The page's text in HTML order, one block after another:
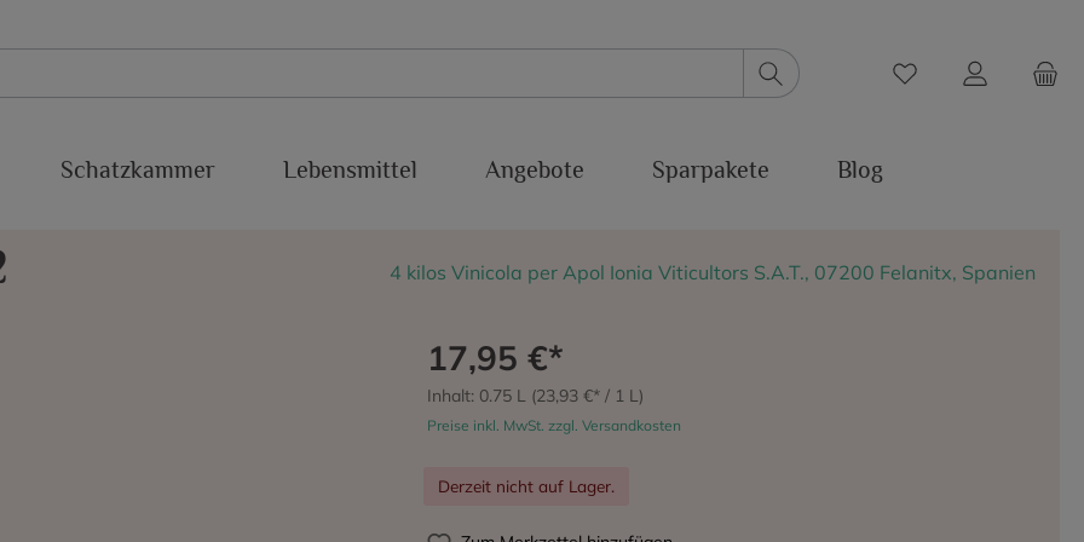
Schatzkammer Lebensmittel Angebote Sparpakete Blog
Garnacha Blanca
4 kilos Vinicola per Apol Ionia Viticultors S.A.T., 07200 Felanitx, Spanien
17,95 €*
Inhalt: 0.75 L (23,93 €* / 1 L)
Preise inkl. MwSt. zzgl. Versandkosten
Derzeit nicht auf Lager.